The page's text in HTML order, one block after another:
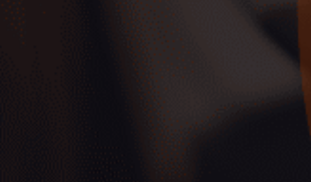
Mejores SUV de Ocasión